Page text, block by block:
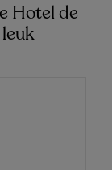
Hotel de